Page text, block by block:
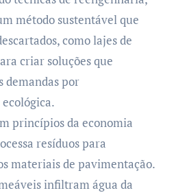
método sustentável que
como lajes de
criar soluções que
demandas por
princípios da economia
resíduos para
materiais de pavimentação.
infiltram água da